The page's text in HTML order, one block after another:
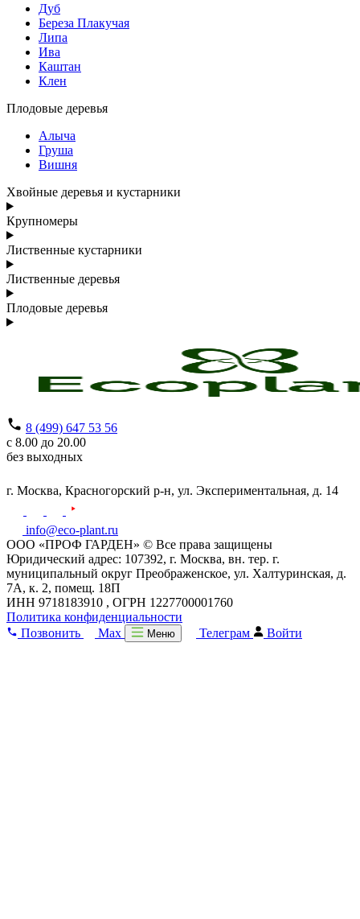
Дуб
Береза Плакучая
Липа
Ива
Каштан
Клен
Плодовые деревья
Алыча
Груша
Вишня
Хвойные деревья и кустарники
Крупномеры
Лиственные кустарники
Лиственные деревья
Плодовые деревья
8 (499) 647 53 56
с 8.00 до 20.00
без выходных
г. Москва, Красногорский р-н, ул. Экспериментальная, д. 14
info@eco-plant.ru
ООО «ПРОФ ГАРДЕН» © Все права защищены
Юридический адрес: 107392, г. Москва, вн. тер. г.
муниципальный округ Преображенское, ул. Халтуринская, д.
7А, к. 2, помещ. 18П
ИНН 9718183910 , ОГРН 1227700001760
Политика конфиденциальности
Позвонить
Max Меню Телеграм Войти